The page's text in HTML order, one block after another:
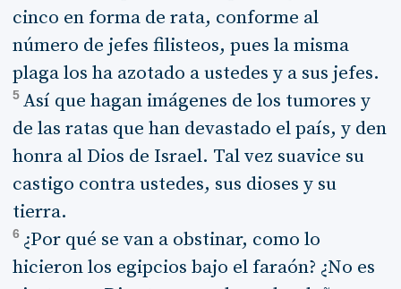
cinco en forma de rata, conforme al
número de jefes filisteos, pues la misma
plaga los ha azotado a ustedes y a sus jefes.
5 Así que hagan imágenes de los tumores y
de las ratas que han devastado el país, y den
honra al Dios de Israel. Tal vez suavice su
castigo contra ustedes, sus dioses y su
tierra.
6 ¿Por qué se van a obstinar, como lo
hicieron los egipcios bajo el faraón? ¿No es